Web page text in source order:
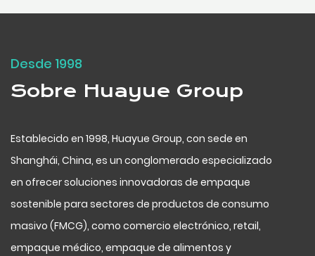
Desde 1998
Sobre Huayue Group
Establecido en 1998, Huayue Group, con sede en
Shanghái, China, es un conglomerado especializado
en ofrecer soluciones innovadoras de empaque
sostenible para sectores de productos de consumo
masivo (FMCG), como comercio electrónico, retail,
empaque médico, empaque de alimentos y